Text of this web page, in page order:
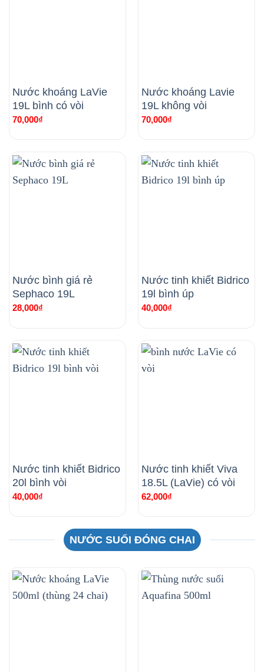
Nước khoáng LaVie
19L bình có vòi
70,000₫
Nước khoáng Lavie
19L không vòi
70,000₫
Nước bình giá rẻ
Sephaco 19L
28,000₫
Nước tinh khiết Bidrico
19l bình úp
40,000₫
Nước tinh khiết Bidrico
20l bình vòi
40,000₫
Nước tinh khiết Viva
18.5L (LaVie) có vòi
62,000₫
NƯỚC SUỐI ĐÓNG CHAI